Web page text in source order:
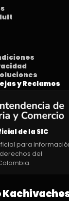
y Reclamos
de la SIC
para
del